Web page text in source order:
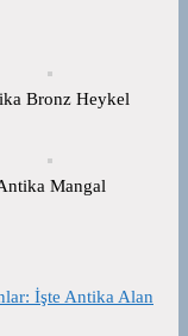
Bronz Heykel
Mangal
İşte Antika Alan